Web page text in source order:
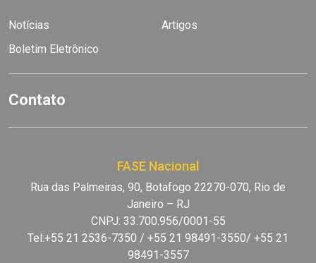
Notícias
Artigos
Boletim Eletrônico
Contato
FASE Nacional
Rua das Palmeiras, 90, Botafogo 22270-070, Rio de
Janeiro – RJ
CNPJ: 33.700.956/0001-55
Tel:+55 21 2536-7350 / +55 21 98491-3550/ +55 21
98491-3557